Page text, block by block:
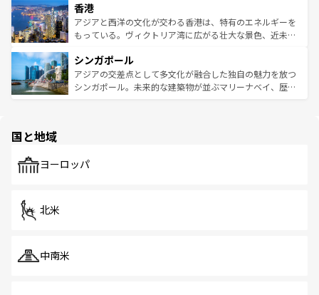
とつ。フォーやバインミー、ベトナムコーヒーなどは、ぜ
ひ現地で味わいたい。どの地域を訪れてもあたたかい人々
が旅行者を迎えてくれるので、きっと忘れられない旅にな
参照してほしい。
の活気が交差している。北部ではチェンマイなどの山岳地
帯で自然と触れ合い、南部ではプーケットやクラビの美し
いビーチでリゾート気分を楽しむことができる。タイ料理
激する。気候は一年中温暖で、どの季節にも異なる楽しみ
が待っている。親しみやすいタイの人々、仏教を中心とし
た文化、そして多様な観光資源が、訪れる旅人を魅了し続
香港
アジアと西洋の文化が交わる香港は、特有のエネルギーを
もっている。ヴィクトリア湾に広がる壮大な景色、近未来
み、どこを訪れても感動するはず。観光スポットが密集し
ており、効率よく見どころを回れるのも魅力。息をのむよ
うな絶景から文化的な体験まで、香港を存分に楽しみ尽く
シンガポール
アジアの交差点として多文化が融合した独自の魅力を放つ
シンガポール。未来的な建築物が並ぶマリーナベイ、歴史
で、ホーカーズは地元の風情を楽しめる外せないスポット
国と地域
ヨーロッパ
北米
中南米